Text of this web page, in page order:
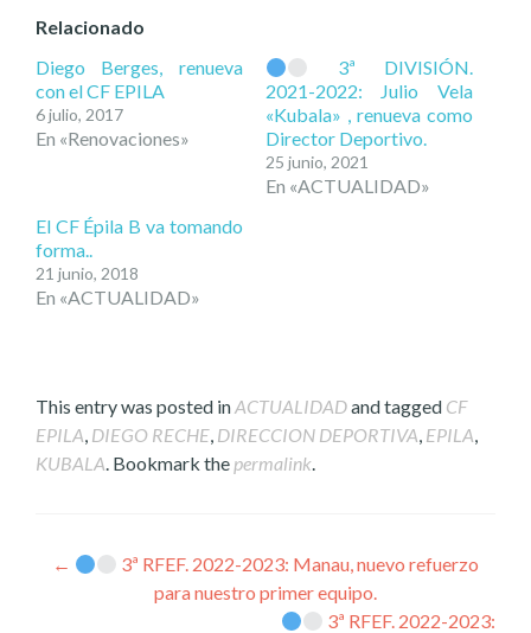
Relacionado
Diego Berges, renueva
con el CF EPILA
6 julio, 2017
En «Renovaciones»
3ª DIVISIÓN.
2021-2022: Julio Vela
«Kubala» , renueva como
Director Deportivo.
25 junio, 2021
En «ACTUALIDAD»
El CF Épila B va tomando
forma..
21 junio, 2018
En «ACTUALIDAD»
This entry was posted inACTUALIDADand tagged CF
EPILA, DIEGO RECHE, DIRECCION DEPORTIVA, EPILA,
KUBALA. Bookmark the permalink.
Post
navigation
←
3ª RFEF. 2022-2023: Manau, nuevo refuerzo
para nuestro primer equipo.
3ª RFEF. 2022-2023: